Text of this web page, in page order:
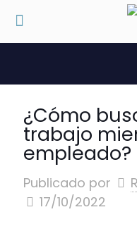
¿Cómo
trabajo
empleado?
Publicado por
17/10/2022